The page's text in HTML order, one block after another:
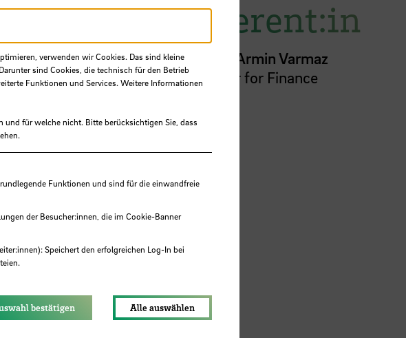
Referent:in
Prof.
Armin Varmaz
Professor for Finance
verwenden wir Cookies. Das sind kleine
sind Cookies, die technisch für den Betrieb
Funktionen und Services. Weitere Informationen
und für welche nicht. Bitte berücksichtigen Sie, dass
Funktionen und sind für die einwandfreie
der Besucher:innen, die im Cookie-Banner
Speichert den erfolgreichen Log-In bei
bestätigen Alle auswählen